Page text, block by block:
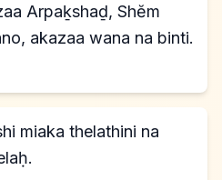
Arpaḵshaḏ, Shĕm
akazaa wana na binti.
miaka thelathini na